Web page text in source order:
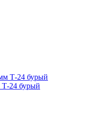
24 бурый